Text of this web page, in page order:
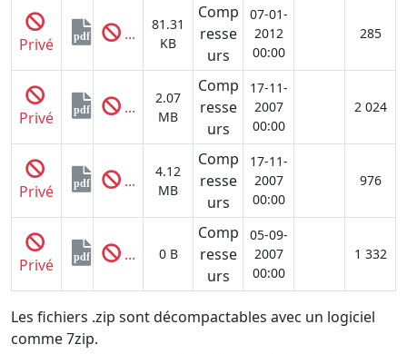
Privé pdf ...
81.31
KB
Comp
resse
urs
07-01-
2012
00:00
285
Privé pdf ...
2.07
MB
Comp
resse
urs
17-11-
2007
00:00
2 024
Privé pdf ...
4.12
MB
Comp
resse
urs
17-11-
2007
00:00
976
Privé pdf ... 0 B
Comp
resse
urs
05-09-
2007
00:00
1 332
Les fichiers .zip sont décompactables avec un logiciel
comme 7zip.